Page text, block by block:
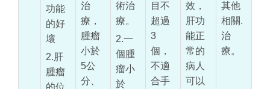
功能
的好
壞
2.肝
腫瘤
的位
治
療，
腫瘤
小於
5公
分、
術治
療。
2.一
個腫
瘤小
於
目不
超過
3
個，
不適
合手
效，
肝功
能正
常的
病人
可以
其他
相關.
治
療。